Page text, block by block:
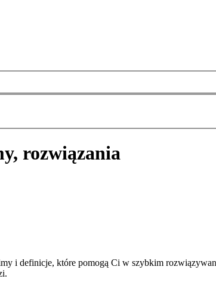
rozwiązania
i definicje, które pomogą Ci w szybkim